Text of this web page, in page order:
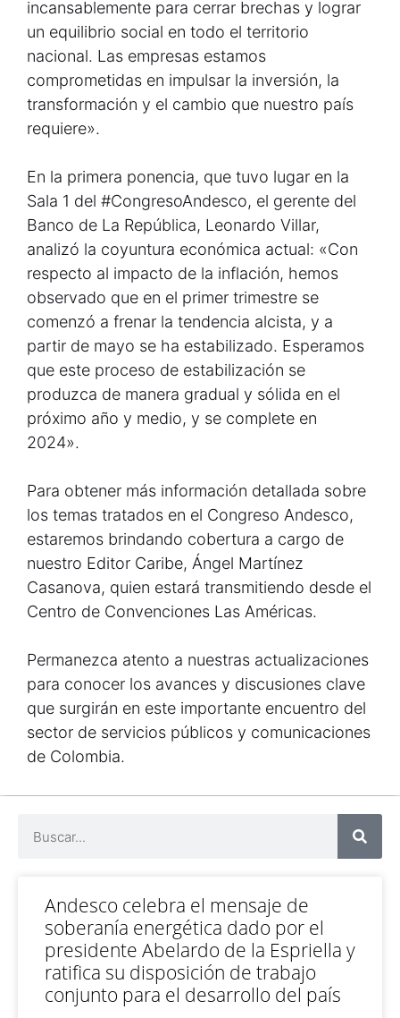
incansablemente para cerrar brechas y lograr
un equilibrio social en todo el territorio
nacional. Las empresas estamos
comprometidas en impulsar la inversión, la
transformación y el cambio que nuestro país
requiere».
En la primera ponencia, que tuvo lugar en la
Sala 1 del #CongresoAndesco, el gerente del
Banco de La República, Leonardo Villar,
analizó la coyuntura económica actual: «Con
respecto al impacto de la inflación, hemos
observado que en el primer trimestre se
comenzó a frenar la tendencia alcista, y a
partir de mayo se ha estabilizado. Esperamos
que este proceso de estabilización se
produzca de manera gradual y sólida en el
próximo año y medio, y se complete en
2024».
Para obtener más información detallada sobre
los temas tratados en el Congreso Andesco,
estaremos brindando cobertura a cargo de
nuestro Editor Caribe, Ángel Martínez
Casanova, quien estará transmitiendo desde el
Centro de Convenciones Las Américas.
Permanezca atento a nuestras actualizaciones
para conocer los avances y discusiones clave
que surgirán en este importante encuentro del
sector de servicios públicos y comunicaciones
de Colombia.
Andesco celebra el mensaje de
soberanía energética dado por el
presidente Abelardo de la Espriella y
ratifica su disposición de trabajo
conjunto para el desarrollo del país